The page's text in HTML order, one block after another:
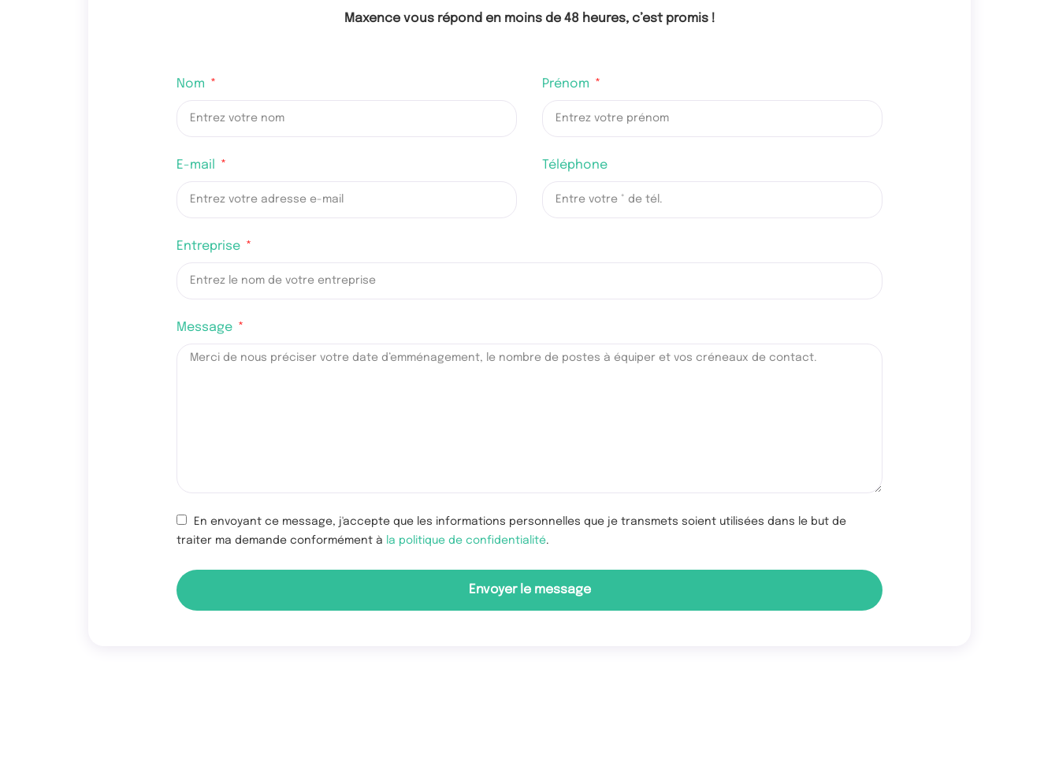
Maxence vous répond en moins de 48 heures, c’est promis !
Nom Prénom
E-mail Téléphone
Entreprise
Message
En envoyant ce message, j'accepte que les informations personnelles que je transmets soient utilisées dans le but de
traiter ma demande conformément à
la politique de confidentialité.
Envoyer le message